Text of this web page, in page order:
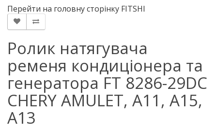
Перейти на головну сторінку FITSHI
Ролик натягувача
ременя кондиціонера та
генератора FT 8286-29DC
CHERY AMULET, A11, A15,
A13